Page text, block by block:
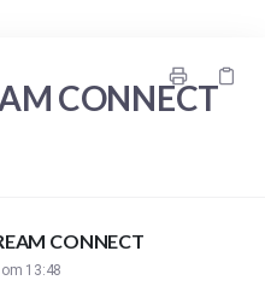
CONNECT
CONNECT
13:48